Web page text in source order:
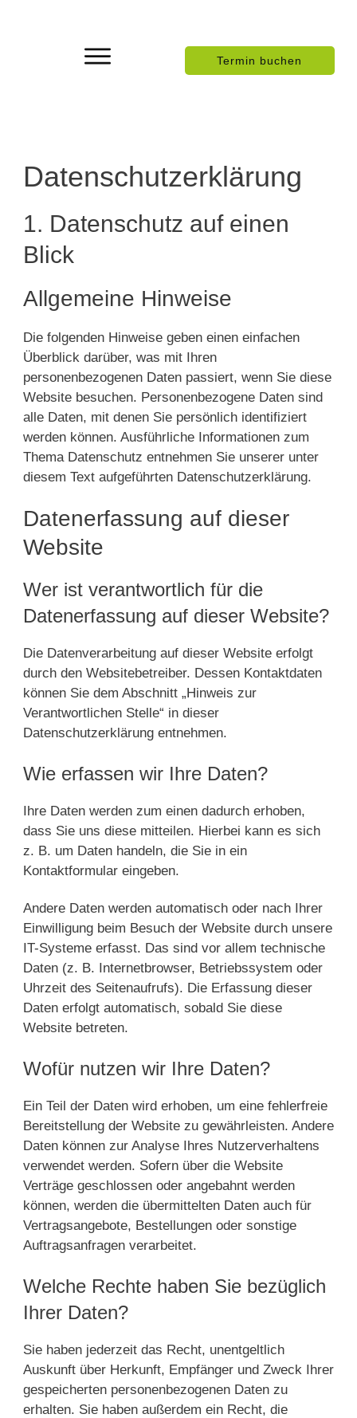
Termin buchen
Datenschutz­erklärung
1. Datenschutz auf einen
Blick
Allgemeine Hinweise
Die folgenden Hinweise geben einen einfachen
Überblick darüber, was mit Ihren
personenbezogenen Daten passiert, wenn Sie diese
Website besuchen. Personenbezogene Daten sind
alle Daten, mit denen Sie persönlich identifiziert
werden können. Ausführliche Informationen zum
Thema Datenschutz entnehmen Sie unserer unter
diesem Text aufgeführten Datenschutzerklärung.
Datenerfassung auf dieser
Website
Wer ist verantwortlich für die
Datenerfassung auf dieser Website?
Die Datenverarbeitung auf dieser Website erfolgt
durch den Websitebetreiber. Dessen Kontaktdaten
können Sie dem Abschnitt „Hinweis zur
Verantwortlichen Stelle“ in dieser
Datenschutzerklärung entnehmen.
Wie erfassen wir Ihre Daten?
Ihre Daten werden zum einen dadurch erhoben,
dass Sie uns diese mitteilen. Hierbei kann es sich
z. B. um Daten handeln, die Sie in ein
Kontaktformular eingeben.
Andere Daten werden automatisch oder nach Ihrer
Einwilligung beim Besuch der Website durch unsere
IT-Systeme erfasst. Das sind vor allem technische
Daten (z. B. Internetbrowser, Betriebssystem oder
Uhrzeit des Seitenaufrufs). Die Erfassung dieser
Daten erfolgt automatisch, sobald Sie diese
Website betreten.
Wofür nutzen wir Ihre Daten?
Ein Teil der Daten wird erhoben, um eine fehlerfreie
Bereitstellung der Website zu gewährleisten. Andere
Daten können zur Analyse Ihres Nutzerverhaltens
verwendet werden. Sofern über die Website
Verträge geschlossen oder angebahnt werden
können, werden die übermittelten Daten auch für
Vertragsangebote, Bestellungen oder sonstige
Auftragsanfragen verarbeitet.
Welche Rechte haben Sie bezüglich
Ihrer Daten?
Sie haben jederzeit das Recht, unentgeltlich
Auskunft über Herkunft, Empfänger und Zweck Ihrer
gespeicherten personenbezogenen Daten zu
erhalten. Sie haben außerdem ein Recht, die